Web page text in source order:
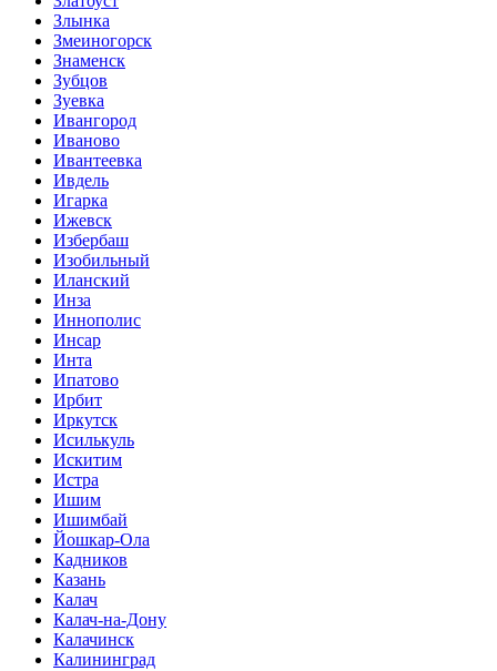
Злынка
Змеиногорск
Знаменск
Зубцов
Зуевка
Ивангород
Иваново
Ивантеевка
Ивдель
Игарка
Ижевск
Избербаш
Изобильный
Иланский
Инза
Иннополис
Инсар
Инта
Ипатово
Ирбит
Иркутск
Исилькуль
Искитим
Истра
Ишим
Ишимбай
Йошкар-Ола
Кадников
Казань
Калач
Калач-на-Дону
Калачинск
Калининград